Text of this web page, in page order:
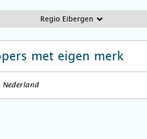
Regio Eibergen
met eigen merk
Nederland